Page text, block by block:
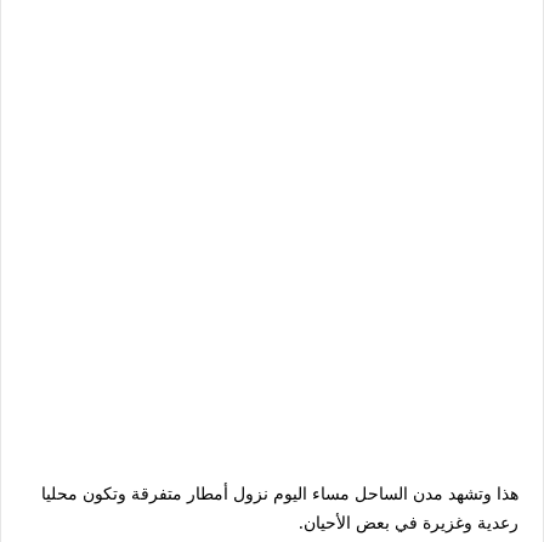
هذا وتشهد مدن الساحل مساء اليوم نزول أمطار متفرقة وتكون محليا
رعدية وغزيرة في بعض الأحيان.